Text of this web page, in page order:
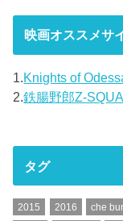
映画オススメサ
1.Knights of
2.鉄腸野郎Z-
タグ
2015 2016 che